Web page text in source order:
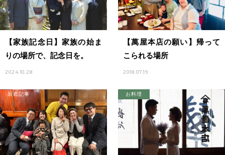
【家族記念日】家族の始ま
りの場所で、記念日を。
2024.10.28
【萬屋本店の願い】帰って
こられる場所
2018.07.19
新着記事 お料理